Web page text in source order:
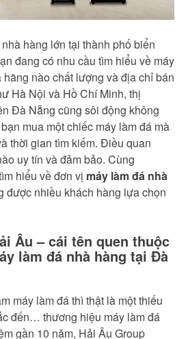
hàng lớn tại thành phố biển
đang có nhu cầu tìm hiểu về máy
nào chất lượng và địa chỉ bán
Hà Nội và Hồ Chí Minh, thị
Đà Nẵng cũng sôi động không
mua một chiếc máy làm đá mà
thời gian tìm kiếm. Điều quan
uy tín và đảm bảo. Cùng
hiểu về đơn vị máy làm đá nhà
được nhiều khách hàng lựa chọn
Âu – cái tên quen thuộc
làm đá nhà hàng tại Đà
máy làm đá thì thật là một thiếu
đến… thương hiệu máy làm đá
gần 10 năm, Hải Âu Group